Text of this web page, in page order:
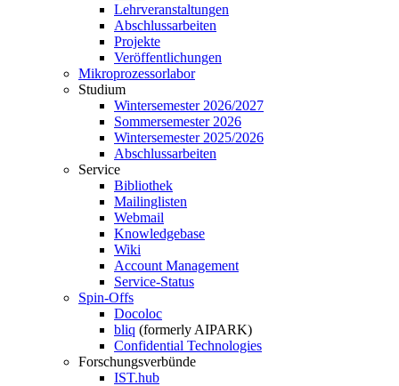
Lehrveranstaltungen
Abschlussarbeiten
Projekte
Veröffentlichungen
Mikroprozessorlabor
Studium
Wintersemester 2026/2027
Sommersemester 2026
Wintersemester 2025/2026
Abschlussarbeiten
Service
Bibliothek
Mailinglisten
Webmail
Knowledgebase
Wiki
Account Management
Service-Status
Spin-Offs
Docoloc
bliq (formerly AIPARK)
Confidential Technologies
Forschungsverbünde
IST.hub